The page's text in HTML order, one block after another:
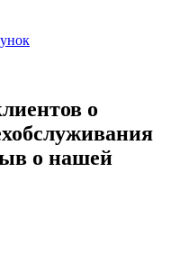
о
о нашей